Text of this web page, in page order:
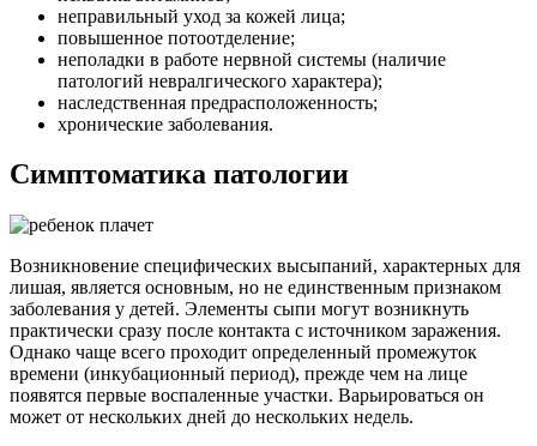
неправильный уход за кожей лица;
повышенное потоотделение;
неполадки в работе нервной системы (наличие
патологий невралгического характера);
наследственная предрасположенность;
хронические заболевания.
Симптоматика патологии
Возникновение специфических высыпаний, характерных для
лишая, является основным, но не единственным признаком
заболевания у детей. Элементы сыпи могут возникнуть
практически сразу после контакта с источником заражения.
Однако чаще всего проходит определенный промежуток
времени (инкубационный период), прежде чем на лице
появятся первые воспаленные участки. Варьироваться он
может от нескольких дней до нескольких недель.